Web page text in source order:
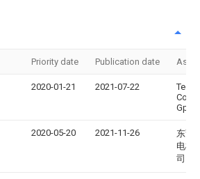
Priority date Publication date
2020-01-21 2021-07-22
Gp
2020-05-20 2021-11-26
东莞
电机
司